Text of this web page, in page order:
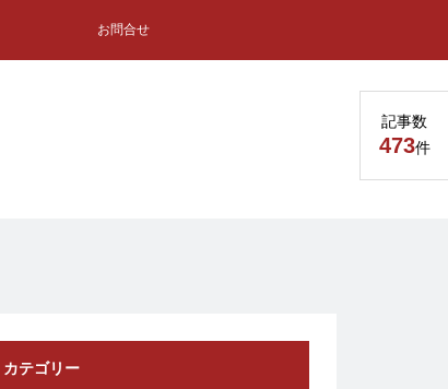
お問合せ
記事数
473件
カテゴリー